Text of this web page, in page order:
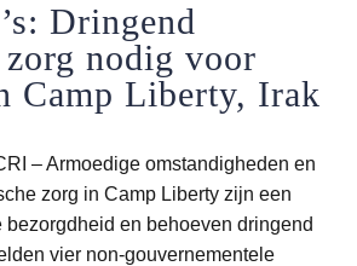
Dringend
zorg nodig voor
Camp Liberty, Irak
– Armoedige omstandigheden en
zorg in Camp Liberty zijn een
bezorgdheid en behoeven dringend
vier non-gouvernementele